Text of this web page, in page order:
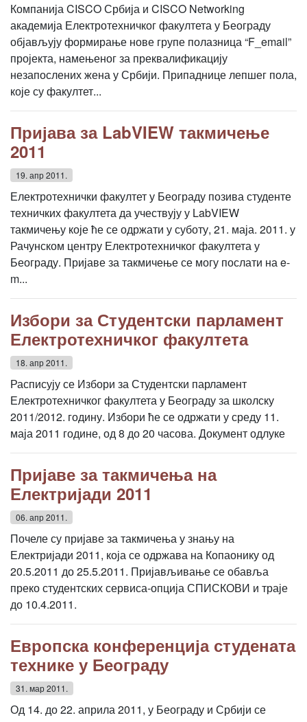
Компанија CISCO Србија и CISCO Networking
академија Електротехничког факултета у Београду
објављују формирање нове групе полазница “F_email”
пројекта, намењеног за преквалификацију
незапослених жена у Србији. Припаднице лепшег пола,
које су факултет...
Пријава за LabVIEW такмичење
2011
19. апр 2011.
Електротехнички факултет у Београду позива студенте
техничких факултета да учествују у LabVIEW
такмичењу које ће се одржати у суботу, 21. маја. 2011. у
Рачунском центру Електротехничког факултета у
Београду. Пријаве за такмичење се могу послати на e-
m...
Избори за Студентски парламент
Електротехничког факултета
18. апр 2011.
Расписују се Избори за Студентски парламент
Електротехничког факултета у Београду за школску
2011/2012. годину. Избори ће се одржати у среду 11.
маја 2011 године, од 8 до 20 часова. Документ одлуке
Пријаве за такмичења на
Електријади 2011
06. апр 2011.
Почеле су пријаве за такмичења у знању на
Електријади 2011, која се одржава на Копаонику од
20.5.2011 до 25.5.2011. Пријављивање се обавља
преко студентских сервиса-опција СПИСКОВИ и траје
до 10.4.2011.
Европска конференција студената
технике у Београду
31. мар 2011.
Од 14. до 22. априла 2011, у Београду и Србији се